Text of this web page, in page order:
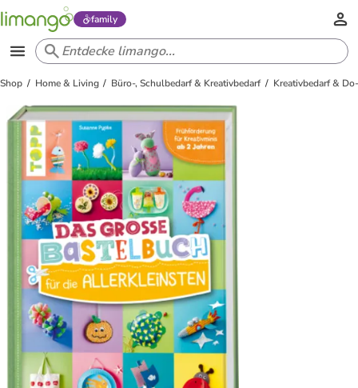
family
Shop Home & Living Büro-, Schulbedarf & Kreativbedarf Kreativbedarf &